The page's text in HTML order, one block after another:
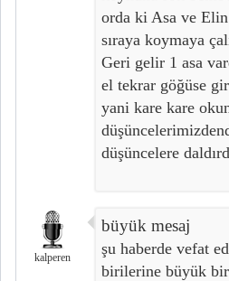
orda ki Asa ve
sıraya koymaya
Geri gelir 1 asa
el tekrar göğüse
yani kare kare
düşüncelere
kalperen
büyük mesaj
şu haberde vefat
birilerine büyük